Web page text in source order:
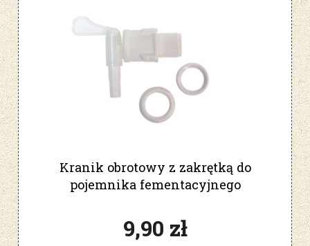
Kranik obrotowy z zakrętką do
pojemnika fementacyjnego
9,90 zł